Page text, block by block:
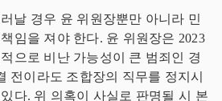
날 경우 윤 위원장뿐만 아니라 민
임을 져야 한다. 윤 위원장은 2023
으로 비난 가능성이 큰 범죄인 경
전이라도 조합장의 직무를 정지시
다. 위 의혹이 사실로 판명될 시 본